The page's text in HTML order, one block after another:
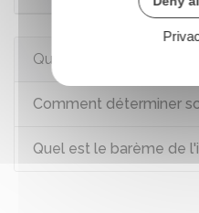
Questions ? Réponses !
Comment déterminer
Quel est le barème de